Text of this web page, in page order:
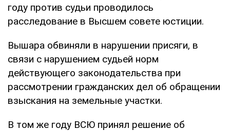
году против судьи проводилось
расследование в Высшем совете юстиции.
Вышара обвиняли в нарушении присяги, в
связи с нарушением судьей норм
действующего законодательства при
рассмотрении гражданских дел об обращении
взыскания на земельные участки.
В том же году ВСЮ принял решение об